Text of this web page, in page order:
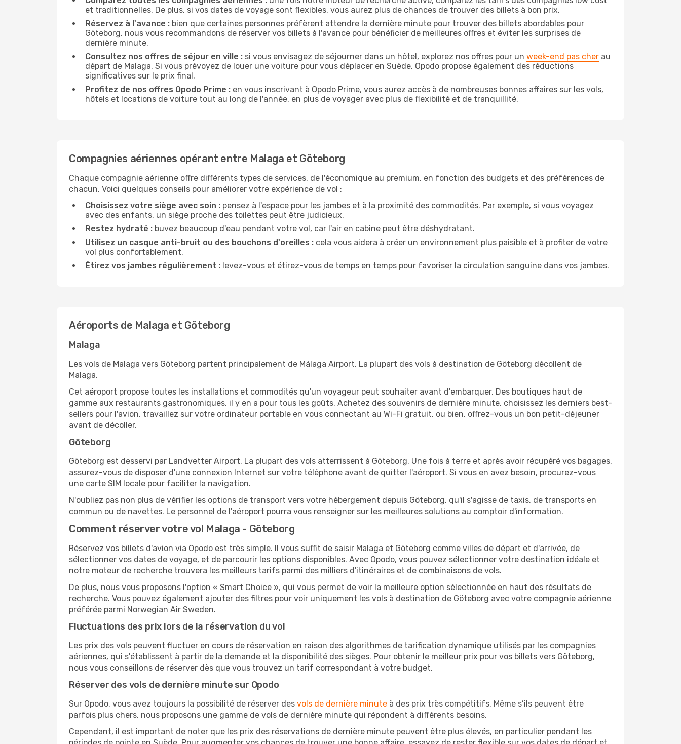
et traditionnelles. De plus, si vos dates de voyage sont flexibles, vous aurez plus de chances de trouver des billets à bon prix.
Réservez à l'avance : bien que certaines personnes préfèrent attendre la dernière minute pour trouver des billets abordables pour
Göteborg, nous vous recommandons de réserver vos billets à l'avance pour bénéficier de meilleures offres et éviter les surprises de
dernière minute.
Consultez nos offres de séjour en ville : si vous envisagez de séjourner dans un hôtel, explorez nos offres pour un week-end pas cher au
départ de Malaga. Si vous prévoyez de louer une voiture pour vous déplacer en Suède, Opodo propose également des réductions
significatives sur le prix final.
Profitez de nos offres Opodo Prime : en vous inscrivant à Opodo Prime, vous aurez accès à de nombreuses bonnes affaires sur les vols,
hôtels et locations de voiture tout au long de l'année, en plus de voyager avec plus de flexibilité et de tranquillité.
Compagnies aériennes opérant entre Malaga et Göteborg
Chaque compagnie aérienne offre différents types de services, de l'économique au premium, en fonction des budgets et des préférences de
chacun. Voici quelques conseils pour améliorer votre expérience de vol :
Choisissez votre siège avec soin : pensez à l'espace pour les jambes et à la proximité des commodités. Par exemple, si vous voyagez
avec des enfants, un siège proche des toilettes peut être judicieux.
Restez hydraté : buvez beaucoup d'eau pendant votre vol, car l'air en cabine peut être déshydratant.
Utilisez un casque anti-bruit ou des bouchons d'oreilles : cela vous aidera à créer un environnement plus paisible et à profiter de votre
vol plus confortablement.
Étirez vos jambes régulièrement : levez-vous et étirez-vous de temps en temps pour favoriser la circulation sanguine dans vos jambes.
Aéroports de Malaga et Göteborg
Malaga
Les vols de Malaga vers Göteborg partent principalement de Málaga Airport. La plupart des vols à destination de Göteborg décollent de
Malaga.
Cet aéroport propose toutes les installations et commodités qu'un voyageur peut souhaiter avant d'embarquer. Des boutiques haut de
gamme aux restaurants gastronomiques, il y en a pour tous les goûts. Achetez des souvenirs de dernière minute, choisissez les derniers best-
sellers pour l'avion, travaillez sur votre ordinateur portable en vous connectant au Wi-Fi gratuit, ou bien, offrez-vous un bon petit-déjeuner
avant de décoller.
Göteborg
Göteborg est desservi par Landvetter Airport. La plupart des vols atterrissent à Göteborg. Une fois à terre et après avoir récupéré vos bagages,
assurez-vous de disposer d'une connexion Internet sur votre téléphone avant de quitter l'aéroport. Si vous en avez besoin, procurez-vous
une carte SIM locale pour faciliter la navigation.
N'oubliez pas non plus de vérifier les options de transport vers votre hébergement depuis Göteborg, qu'il s'agisse de taxis, de transports en
commun ou de navettes. Le personnel de l'aéroport pourra vous renseigner sur les meilleures solutions au comptoir d'information.
Comment réserver votre vol Malaga - Göteborg
Réservez vos billets d'avion via Opodo est très simple. Il vous suffit de saisir Malaga et Göteborg comme villes de départ et d'arrivée, de
sélectionner vos dates de voyage, et de parcourir les options disponibles. Avec Opodo, vous pouvez sélectionner votre destination idéale et
notre moteur de recherche trouvera les meilleurs tarifs parmi des milliers d'itinéraires et de combinaisons de vols.
De plus, nous vous proposons l'option « Smart Choice », qui vous permet de voir la meilleure option sélectionnée en haut des résultats de
recherche. Vous pouvez également ajouter des filtres pour voir uniquement les vols à destination de Göteborg avec votre compagnie aérienne
préférée parmi Norwegian Air Sweden.
Fluctuations des prix lors de la réservation du vol
Les prix des vols peuvent fluctuer en cours de réservation en raison des algorithmes de tarification dynamique utilisés par les compagnies
aériennes, qui s'établissent à partir de la demande et la disponibilité des sièges. Pour obtenir le meilleur prix pour vos billets vers Göteborg,
nous vous conseillons de réserver dès que vous trouvez un tarif correspondant à votre budget.
Réserver des vols de dernière minute sur Opodo
Sur Opodo, vous avez toujours la possibilité de réserver des vols de dernière minute à des prix très compétitifs. Même s’ils peuvent être
parfois plus chers, nous proposons une gamme de vols de dernière minute qui répondent à différents besoins.
Cependant, il est important de noter que les prix des réservations de dernière minute peuvent être plus élevés, en particulier pendant les